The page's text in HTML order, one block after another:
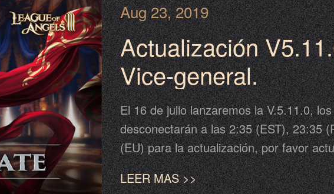
Aug 23, 2019
Actualización
Vice-general.
El 16 de julio lanzaremos la V.5.11.0,
desconectarán a las 2:35 (EST), 23:35
(EU) para la actualización, por favor
completar la actualización. La
posterior al calendario propuesto, por
LEER MAS >>